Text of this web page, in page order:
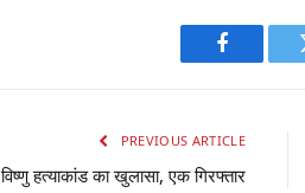
Facebook
PREVIOUS ARTICLE
विष्णु हत्याकांड का खुलासा, एक गिरफ्तार